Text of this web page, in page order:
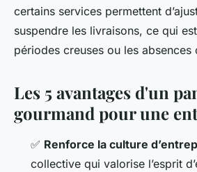
certains services permettent
suspendre les livraisons, ce qui
périodes creuses ou les absences
Les 5 avantages d'un
gourmand pour une
✅ Renforce la culture
collective qui valorise l’esprit